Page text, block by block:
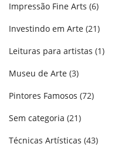
Impressão Fine Arts (6)
Investindo em Arte (21)
Leituras para artistas (1)
Museu de Arte (3)
Pintores Famosos (72)
Sem categoria (21)
Técnicas Artísticas (43)